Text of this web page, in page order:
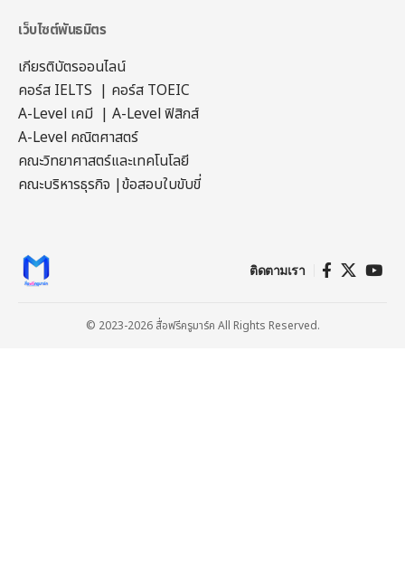
เว็บไซต์พันธมิตร
เกียรติบัตรออนไลน์
คอร์ส IELTS | คอร์ส TOEIC
A-Level เคมี | A-Level ฟิสิกส์
A-Level คณิตศาสตร์
คณะวิทยาศาสตร์และเทคโนโลยี
คณะบริหารธุรกิจ |ข้อสอบใบขับขี่
ติดตามเรา
© 2023-2026 สื่อฟรีครูมาร์ค All Rights Reserved.